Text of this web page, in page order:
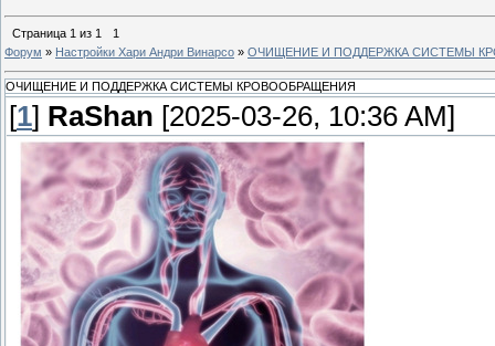
Страница 1 из 1
1
Форум » Настройки Хари Андри Винарсо » ОЧИЩЕНИЕ И ПОДДЕРЖКА СИСТЕМЫ
ОЧИЩЕНИЕ И ПОДДЕРЖКА СИСТЕМЫ КРОВООБРАЩЕНИЯ
[1] RaShan [2025-03-26, 10:36 AM]